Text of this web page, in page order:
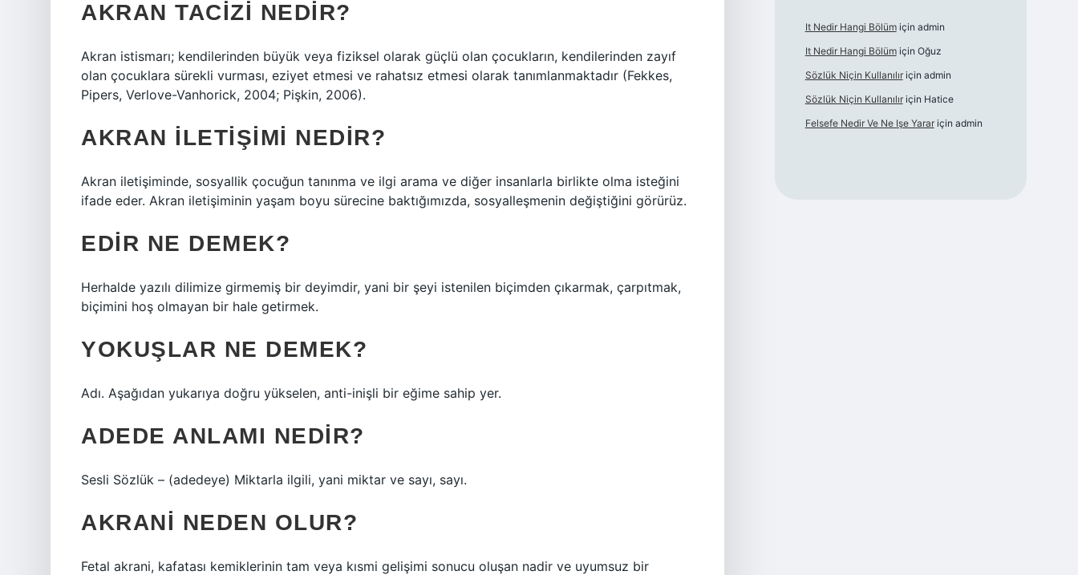
AKRAN TACIZI NEDIR?
Akran istismarı; kendilerinden büyük veya fiziksel olarak güçlü olan çocukların, kendilerinden zayıf
olan çocuklara sürekli vurması, eziyet etmesi ve rahatsız etmesi olarak tanımlanmaktadır (Fekkes,
Pipers, Verlove-Vanhorick, 2004; Pişkin, 2006).
AKRAN ILETIŞIMI NEDIR?
Akran iletişiminde, sosyallik çocuğun tanınma ve ilgi arama ve diğer insanlarla birlikte olma isteğini
ifade eder. Akran iletişiminin yaşam boyu sürecine baktığımızda, sosyalleşmenin değiştiğini görürüz.
EDIR NE DEMEK?
Herhalde yazılı dilimize girmemiş bir deyimdir, yani bir şeyi istenilen biçimden çıkarmak, çarpıtmak,
biçimini hoş olmayan bir hale getirmek.
YOKUŞLAR NE DEMEK?
Adı. Aşağıdan yukarıya doğru yükselen, anti-inişli bir eğime sahip yer.
ADEDE ANLAMI NEDIR?
Sesli Sözlük – (adedeye) Miktarla ilgili, yani miktar ve sayı, sayı.
AKRANI NEDEN OLUR?
Fetal akrani, kafatası kemiklerinin tam veya kısmi gelişimi sonucu oluşan nadir ve uyumsuz bir
It Nedir Hangi Bölümiçin admin
It Nedir Hangi Bölümiçin Oğuz
Sözlük Niçin Kullanılıriçin admin
Sözlük Niçin Kullanılıriçin Hatice
Felsefe Nedir Ve Ne Işe Yarariçin admin